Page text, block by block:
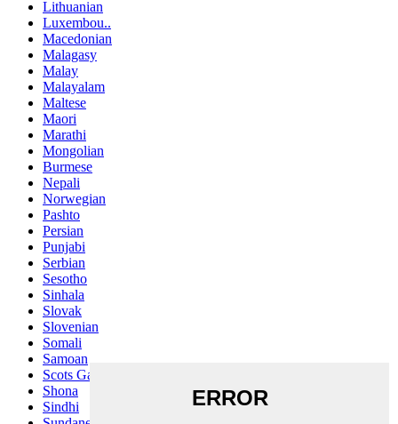
Lithuanian
Luxembou..
Macedonian
Malagasy
Malay
Malayalam
Maltese
Maori
Marathi
Mongolian
Burmese
Nepali
Norwegian
Pashto
Persian
Punjabi
Serbian
Sesotho
Sinhala
Slovak
Slovenian
Somali
Samoan
Scots Gaelic
Shona
Sindhi